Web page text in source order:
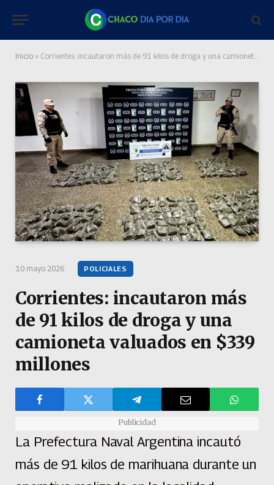
Inicio » Corrientes: incautaron más de 91 kilos de droga y una camioneta valuados en $339 millones
10 mayo 2026 POLICIALES
Corrientes: incautaron más
de 91 kilos de droga y una
camioneta valuados en $339
millones
Publicidad
La Prefectura Naval Argentina incautó
más de 91 kilos de marihuana durante un